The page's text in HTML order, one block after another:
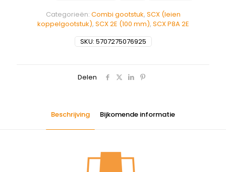
SKU: 5707275076925
Categorieën: Combi gootstuk, SCX (leien
koppelgootstuk), SCX 2E (100 mm), SCX P8A 2E
Delen
Beschrijving Bijkomende informatie